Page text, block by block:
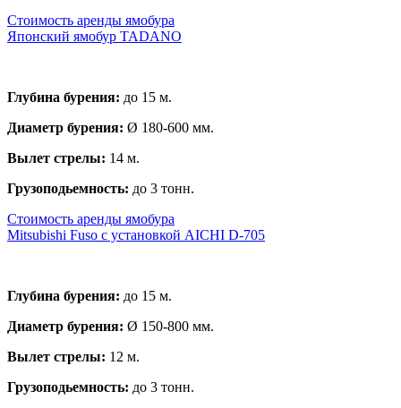
Стоимость аренды ямобура
Японский ямобур TADANO
Глубина бурения: до 15 м.
Диаметр бурения: Ø 180-600 мм.
Вылет стрелы: 14 м.
Грузоподьемность: до 3 тонн.
Стоимость аренды ямобура
Mitsubishi Fuso с установкой AICHI D-705
Глубина бурения: до 15 м.
Диаметр бурения: Ø 150-800 мм.
Вылет стрелы: 12 м.
Грузоподьемность: до 3 тонн.